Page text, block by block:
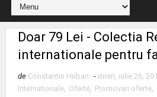
Doar 79 Lei - Colectia
internationale pentru
de Constantin Hriban - vineri, iulie 26,
Internationale, Oferte, Promovari oferte,